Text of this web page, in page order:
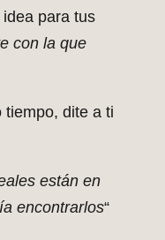
para tus
con la que
tiempo, dite a ti
están en
encontrarlos“